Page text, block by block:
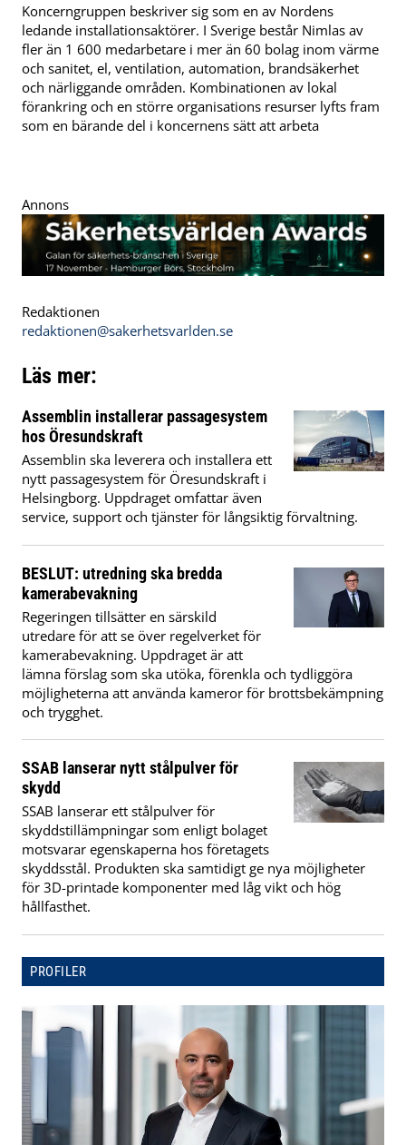
Koncerngruppen beskriver sig som en av Nordens
ledande installationsaktörer. I Sverige består Nimlas av
fler än 1 600 medarbetare i mer än 60 bolag inom värme
och sanitet, el, ventilation, automation, brandsäkerhet
och närliggande områden. Kombinationen av lokal
förankring och en större organisations resurser lyfts fram
som en bärande del i koncernens sätt att arbeta
Annons
Redaktionen
redaktionen@sakerhetsvarlden.se
Läs mer:
Assemblin installerar passagesystem
hos Öresundskraft
Assemblin ska leverera och installera ett
nytt passagesystem för Öresundskraft i
Helsingborg. Uppdraget omfattar även
service, support och tjänster för långsiktig förvaltning.
BESLUT: utredning ska bredda
kamerabevakning
Regeringen tillsätter en särskild
utredare för att se över regelverket för
kamerabevakning. Uppdraget är att
lämna förslag som ska utöka, förenkla och tydliggöra
möjligheterna att använda kameror för brottsbekämpning
och trygghet.
SSAB lanserar nytt stålpulver för
skydd
SSAB lanserar ett stålpulver för
skyddstillämpningar som enligt bolaget
motsvarar egenskaperna hos företagets
skyddsstål. Produkten ska samtidigt ge nya möjligheter
för 3D-printade komponenter med låg vikt och hög
hållfasthet.
PROFILER